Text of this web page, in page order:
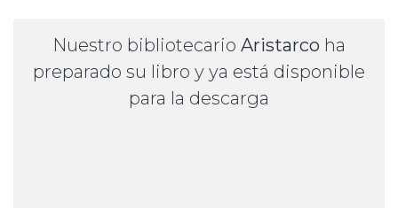
Nuestro bibliotecario Aristarco ha
preparado su libro y ya está disponible
para la descarga